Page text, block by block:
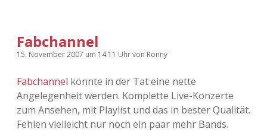
Fabchannel
15. November 2007 um 14:11 Uhrvon Ronny
Fabchannel könnte in der Tat eine nette
Angelegenheit werden. Komplette Live-Konzerte
zum Ansehen, mit Playlist und das in bester Qualität.
Fehlen vielleicht nur noch ein paar mehr Bands.